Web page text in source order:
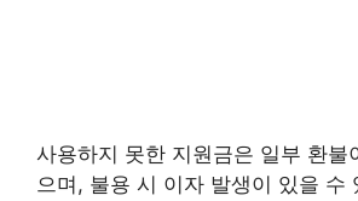
사용하지 못한 지원금은 일부 환불
으며, 불용 시 이자 발생이 있을 수